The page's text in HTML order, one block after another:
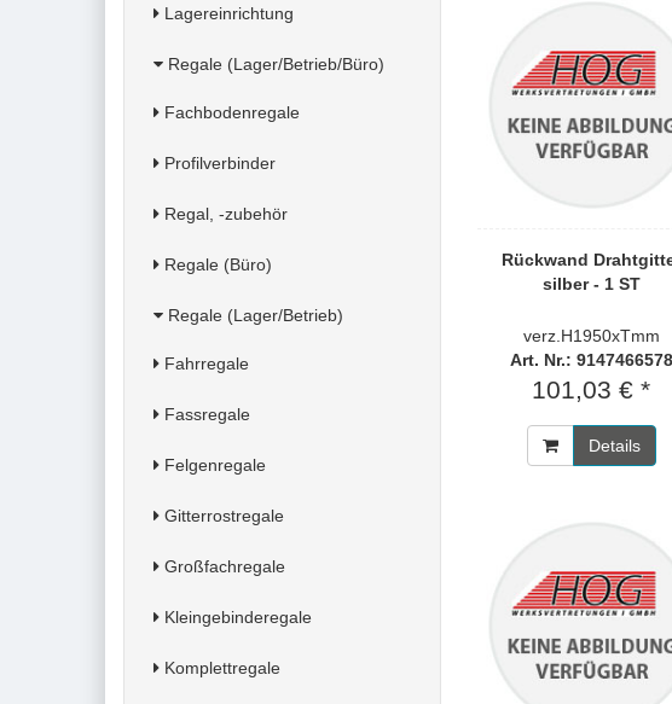
Lagereinrichtung
Regale (Lager/Betrieb/Büro)
Fachbodenregale
Profilverbinder
Regal, -zubehör
Regale (Büro)
Regale (Lager/Betrieb)
Fahrregale
Fassregale
Felgenregale
Gitterrostregale
Großfachregale
Kleingebinderegale
Komplettregale
Rückwand
silber - 1 ST
verz.H1950xTmm
Art. Nr.: 9147466578
101,03 € *
Details